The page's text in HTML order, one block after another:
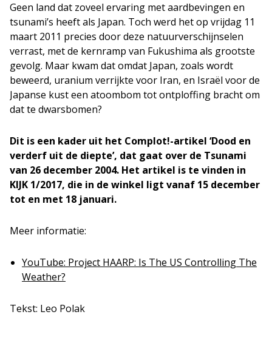
Geen land dat zoveel ervaring met aardbevingen en
tsunami’s heeft als Japan. Toch werd het op vrijdag 11
maart 2011 precies door deze natuurverschijnselen
verrast, met de kernramp van Fukushima als grootste
gevolg. Maar kwam dat omdat Japan, zoals wordt
beweerd, uranium verrijkte voor Iran, en Israël voor de
Japanse kust een atoombom tot ontploffing bracht om
dat te dwarsbomen?
Dit is een kader uit het Complot!-artikel ‘Dood en
verderf uit de diepte’, dat gaat over de Tsunami
van 26 december 2004. Het artikel is te vinden in
KIJK 1/2017, die in de winkel ligt vanaf 15 december
tot en met 18 januari.
Meer informatie:
YouTube: Project HAARP: Is The US Controlling The
Weather?
Tekst: Leo Polak